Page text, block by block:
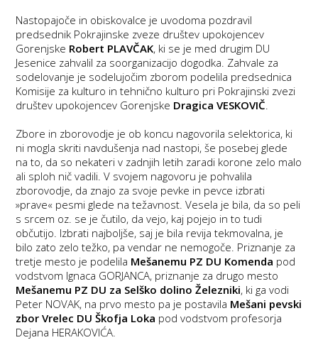
Nastopajoče in obiskovalce je uvodoma pozdravil
predsednik Pokrajinske zveze društev upokojencev
Gorenjske Robert PLAVČAK, ki se je med drugim DU
Jesenice zahvalil za soorganizacijo dogodka. Zahvale za
sodelovanje je sodelujočim zborom podelila predsednica
Komisije za kulturo in tehnično kulturo pri Pokrajinski zvezi
društev upokojencev Gorenjske Dragica VESKOVIČ
Zbore in zborovodje je ob koncu nagovorila selektorica, ki
ni mogla skriti navdušenja nad nastopi, še posebej glede
na to, da so nekateri v zadnjih letih zaradi korone zelo malo
ali sploh nič vadili. V svojem nagovoru je pohvalila
zborovodje, da znajo za svoje pevke in pevce izbrati
»prave« pesmi glede na težavnost. Vesela je bila, da so peli
s srcem oz. se je čutilo, da vejo, kaj pojejo in to tudi
občutijo. Izbrati najboljše, saj je bila revija tekmovalna, je
bilo zato zelo težko, pa vendar ne nemogoče. Priznanje za
tretje mesto je podelila Mešanemu PZ DU Komenda pod
vodstvom Ignaca GORJANCA, priznanje za drugo mesto
Mešanemu PZ DU za Selško dolino Železniki, ki ga vodi
Peter NOVAK, na prvo mesto pa je postavila Mešani pevski
zbor Vrelec DU Škofja Loka pod vodstvom profesorja
Dejana HERAKOVIĆA.